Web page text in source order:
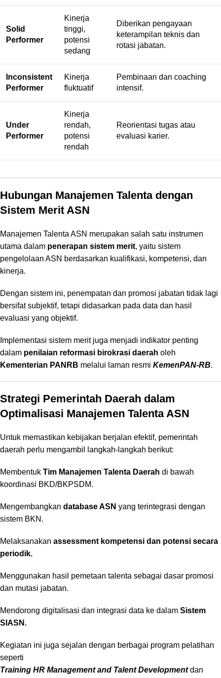
Solid
Performer
Kinerja
tinggi,
potensi
sedang
Diberikan pengayaan
keterampilan teknis dan
rotasi jabatan.
Inconsistent
Performer
Kinerja
fluktuatif
Pembinaan dan coaching
intensif.
Under
Performer
Kinerja
rendah,
potensi
rendah
Reorientasi tugas atau
evaluasi karier.
Hubungan Manajemen Talenta dengan
Sistem Merit ASN
Manajemen Talenta ASN merupakan salah satu instrumen
utama dalam penerapan sistem merit, yaitu sistem
pengelolaan ASN berdasarkan kualifikasi, kompetensi, dan
kinerja.
Dengan sistem ini, penempatan dan promosi jabatan tidak lagi
bersifat subjektif, tetapi didasarkan pada data dan hasil
evaluasi yang objektif.
Implementasi sistem merit juga menjadi indikator penting
dalam penilaian reformasi birokrasi daerah oleh
Kementerian PANRB melalui laman resmi KemenPAN-RB.
Strategi Pemerintah Daerah dalam
Optimalisasi Manajemen Talenta ASN
Untuk memastikan kebijakan berjalan efektif, pemerintah
daerah perlu mengambil langkah-langkah berikut:
Membentuk Tim Manajemen Talenta Daerah di bawah
koordinasi BKD/BKPSDM.
Mengembangkan database ASN yang terintegrasi dengan
sistem BKN.
Melaksanakan assessment kompetensi dan potensi secara
periodik.
Menggunakan hasil pemetaan talenta sebagai dasar promosi
dan mutasi jabatan.
Mendorong digitalisasi dan integrasi data ke dalam Sistem
SIASN.
Kegiatan ini juga sejalan dengan berbagai program pelatihan
seperti
Training HR Management and Talent Developmentdan